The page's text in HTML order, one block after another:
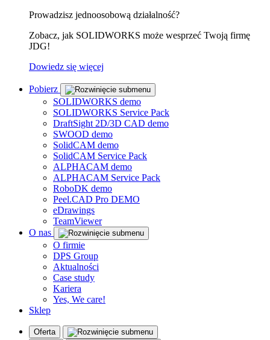
Prowadzisz jednoosobową działalność?
Zobacz, jak SOLIDWORKS może wesprzeć Twoją firmę
JDG!
Dowiedz się więcej
Pobierz
SOLIDWORKS demo
SOLIDWORKS Service Pack
DraftSight 2D/3D CAD demo
SWOOD demo
SolidCAM demo
SolidCAM Service Pack
ALPHACAM demo
ALPHACAM Service Pack
RoboDK demo
Peel.CAD Pro DEMO
eDrawings
TeamViewer
O nas
O firmie
DPS Group
Aktualności
Case study
Kariera
Yes, We care!
Sklep
Oferta